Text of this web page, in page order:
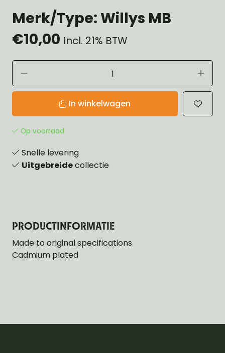
Merk/Type: Willys MB
€10,00 Incl. 21% BTW
In winkelwagen
Op voorraad
Snelle levering
Uitgebreidecollectie
PRODUCTINFORMATIE
Made to original specifications
Cadmium plated